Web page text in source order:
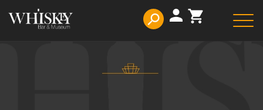
דלג לסרגל הניווט
פתיחתפתיחת
כבר רשומים? התחברו